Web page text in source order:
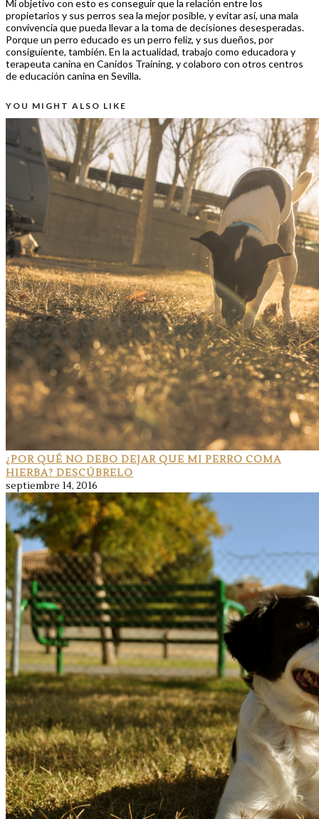
Mi objetivo con esto es conseguir que la relación entre los
propietarios y sus perros sea la mejor posible, y evitar así, una mala
convivencia que pueda llevar a la toma de decisiones desesperadas.
Porque un perro educado es un perro feliz, y sus dueños, por
consiguiente, también. En la actualidad, trabajo como educadora y
terapeuta canina en Canidos Training, y colaboro con otros centros
de educación canina en Sevilla.
YOU MIGHT ALSO LIKE
¿POR QUÉ NO DEBO DEJAR QUE MI PERRO COMA
HIERBA? DESCÚBRELO
septiembre 14, 2016